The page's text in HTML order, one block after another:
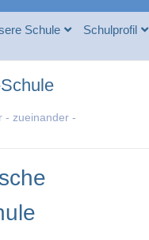
Schule Schulprofil
- zueinander -